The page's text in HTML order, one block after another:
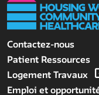
Contactez-nous
Patient Ressources
Logement Travaux
Emploi et